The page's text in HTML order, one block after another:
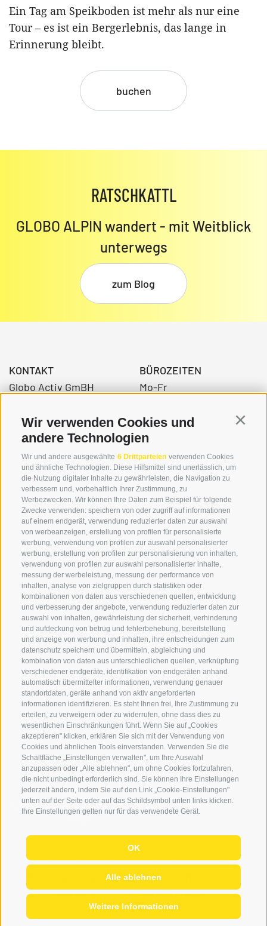
Wir verwenden Cookies und
andere Technologien
Wir und andere ausgewählte 6 Drittparteien verwenden Cookies
und ähnliche Technologien. Diese Hilfsmittel sind unerlässlich, um
die Nutzung digitaler Inhalte zu gewährleisten, die Navigation zu
verbessern und, vorbehaltlich Ihrer Zustimmung, zu
Werbezwecken. Wir können Ihre Daten zum Beispiel für folgende
Zwecke verwenden: speichern von oder zugriff auf informationen
auf einem endgerät, verwendung reduzierter daten zur auswahl
von werbeanzeigen, erstellung von profilen für personalisierte
werbung, verwendung von profilen zur auswahl personalisierter
werbung, erstellung von profilen zur personalisierung von inhalten,
verwendung von profilen zur auswahl personalisierter inhalte,
messung der werbeleistung, messung der performance von
inhalten, analyse von zielgruppen durch statistiken oder
kombinationen von daten aus verschiedenen quellen, entwicklung
und verbesserung der angebote, verwendung reduzierter daten zur
auswahl von inhalten, gewährleistung der sicherheit, verhinderung
und aufdeckung von betrug und fehlerbehebung, bereitstellung
und anzeige von werbung und inhalten, ihre entscheidungen zum
datenschutz speichern und übermitteln, abgleichung und
kombination von daten aus unterschiedlichen quellen, verknüpfung
verschiedener endgeräte, identifikation von endgeräten anhand
automatisch übermittelter informationen, verwendung genauer
standortdaten, geräte anhand von aktiv angeforderten
informationen identifizieren. Es steht Ihnen frei, Ihre Zustimmung zu
erteilen, zu verweigern oder zu widerrufen, ohne dass dies zu
wesentlichen Einschränkungen führt. Wenn Sie auf „Cookies
akzeptieren" klicken, erklären Sie sich mit der Verwendung von
Cookies und ähnlichen Tools einverstanden. Verwenden Sie die
Schaltfläche „Einstellungen verwalten", um Ihre Auswahl
anzupassen oder „Alle ablehnen", um ohne Cookies fortzufahren,
die nicht unbedingt erforderlich sind. Sie können Ihre Einstellungen
jederzeit ändern, indem Sie auf den Link „Cookie-Einstellungen"
unten auf der Seite oder auf das Schildsymbol unten links klicken.
Ihre Einstellungen gelten nur für das verwendete Gerät.
OK
Alle ablehnen
Weitere Informationen
Ein Tag am Speikboden ist mehr als nur eine
Tour – es ist ein Bergerlebnis, das lange in
Erinnerung bleibt.
buchen
RATSCHKATTL
GLOBO ALPIN wandert - mit Weitblick
unterwegs
zum Blog
KONTAKT
Globo Activ GmBH
39034 Toblach
+39 0474 976139
info@globoalpin.com
BÜROZEITEN
Mo-Fr
14.00 – 17:00 Uhr
SERVICE
Kontakt
Wetter & Lawinen
FAQ & AGB
Schwierigkeitseinteilung
Reisetaschen & Dry Bag
Newsletter
Leihausrüstung
Login
Bezahlung
Partner
Pauschalreiserichtlinie
ON TOUR
Wir
Winterprogramm
Sommerprogramm
© 2026 Globo Activ GmBH | it | en | IT02778720215
Impressum | Cookie-Richtlinie
Privacy | Cookie Präferenzen